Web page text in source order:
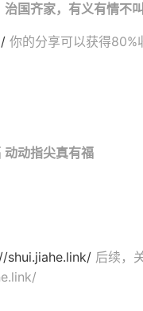
治国齐家，有义有情不叫
你的分享可以获得80%
动动指尖真有福
shui.jiahe.link/ 后续，